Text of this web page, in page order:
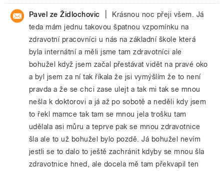
Pavel ze Židlochovic
Krásnou noc přeji všem. Já
teda mám jednu takovou špatnou vzpomínku na
zdravotní pracovníci u nás na základní škole která
byla internátní a měli jsme tam zdravotníci ale
bohužel když jsem začal přestávat vidět na pravé oko
a byl jsem za ní tak říkala že jsi vymýšlím že to není
pravda a že se chci zase ulejt a tak mi tak se mnou
nešla k doktorovi a já až po sobotě a neděli kdy jsem
to řekl mamce tak tam se mnou jela trošku tam
udělala asi můru a teprve pak se mnou zdravotnice
šla ale to už bohužel bylo pozdě. Já bohužel nevím
jestli se to dalo to ještě zachránit kdyby se mnou šla
zdravotnice hned, ale docela mě tam překvapil ten